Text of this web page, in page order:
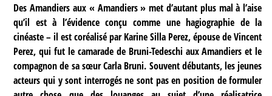
Des Amandiers aux « Amandiers » met d’autant plus mal à l’aise
qu’il est à l’évidence conçu comme une hagiographie de la
cinéaste – il est coréalisé par Karine Silla Perez, épouse de Vincent
Perez, qui fut le camarade de Bruni-Tedeschi aux Amandiers et le
compagnon de sa sœur Carla Bruni. Souvent débutants, les jeunes
acteurs qui y sont interrogés ne sont pas en position de formuler